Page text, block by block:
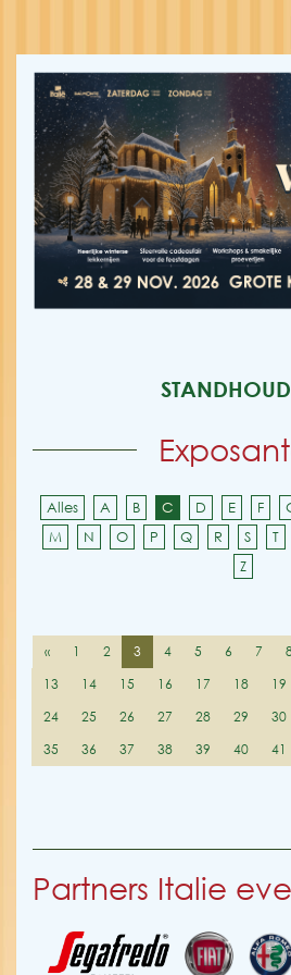
Alles A B C D E F
M
N O P Q R S T
Z
« 1 2 3 4 5 6 7
13
14 15 16 17 18 19
24
25 26 27 28 29 30
35
36 37 38 39 40 41
Partners Italie